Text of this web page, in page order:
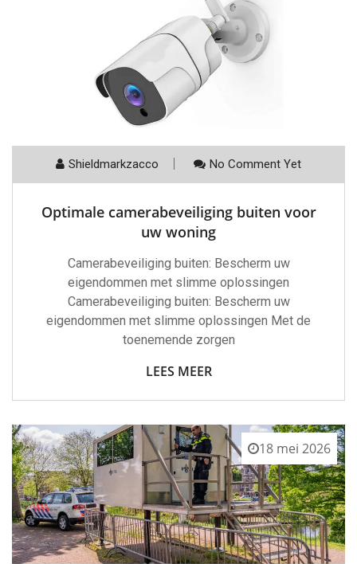
Shieldmarkzacco No Comment Yet
Optimale camerabeveiliging buiten voor
uw woning
Camerabeveiliging buiten: Bescherm uw
eigendommen met slimme oplossingen
Camerabeveiliging buiten: Bescherm uw
eigendommen met slimme oplossingen Met de
toenemende zorgen
LEES MEER
18 mei 2026